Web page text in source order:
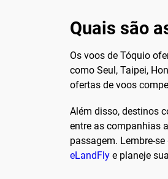
Quais são
Os voos de Tóquio
como Seul, Taipei,
ofertas de voos
Além disso, destinos
entre as companhias
passagem. Lembre-
eLandFly e planeje